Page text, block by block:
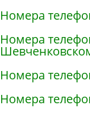
Номера
Номера
Номера
Номера